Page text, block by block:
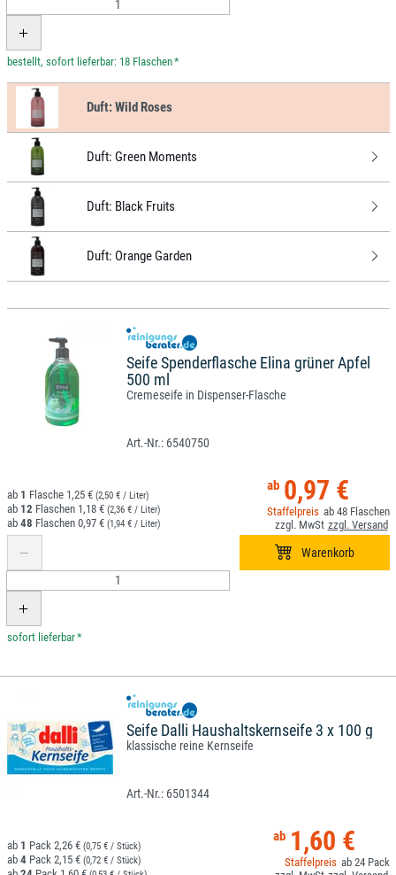
*
Duft:Wild Roses
Duft: Green Moments
Duft: Black Fruits
Duft: Orange Garden
Seife Spenderflasche Elina grüner Apfel
500 ml
Cremeseife in Dispenser-Flasche
6540750
0,97 €
48
1 1,25 € (2,50 € / Liter)
12 1,18 € (2,36 € / Liter)
48 0,97 € (1,94 € / Liter)
*
Seife Dalli Haushaltskernseife 3 x 100 g
klassische reine Kernseife
6501344
1,60 €
24
1 2,26 € (0,75 € / Stück)
4 2,15 € (0,72 € / Stück)